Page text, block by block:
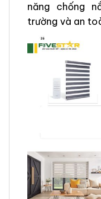
năng chống
trường và an